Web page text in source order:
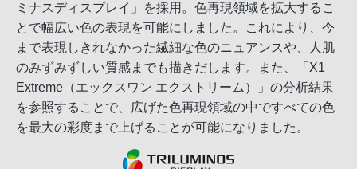
ミナスディスプレイ」を採用。色再現領域を拡大するこ
とで幅広い色の表現を可能にしました。これにより、今
まで表現しきれなかった繊細な色のニュアンスや、人肌
のみずみずしい質感までも描きだします。また、「X1
Extreme（エックスワン エクストリーム）」の分析結果
を参照することで、広げた色再現領域の中ですべての色
を最大の彩度まで上げることが可能になりました。